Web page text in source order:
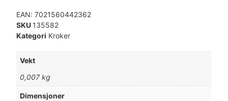
EAN:7021560442362
SKU 135582
Kategori Kroker
Vekt
0,007 kg
Dimensjoner